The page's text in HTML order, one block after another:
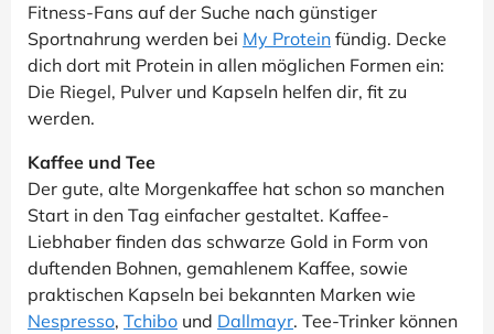
Fitness-Fans auf der Suche nach günstiger
Sportnahrung werden bei My Protein fündig. Decke
dich dort mit Protein in allen möglichen Formen ein:
Die Riegel, Pulver und Kapseln helfen dir, fit zu
werden.
Kaffee und Tee
Der gute, alte Morgenkaffee hat schon so manchen
Start in den Tag einfacher gestaltet. Kaffee-
Liebhaber finden das schwarze Gold in Form von
duftenden Bohnen, gemahlenem Kaffee, sowie
praktischen Kapseln bei bekannten Marken wie
Nespresso, Tchibo und Dallmayr. Tee-Trinker können